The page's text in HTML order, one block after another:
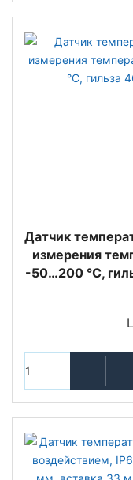
Датчик
измерения
-50…200 °C,